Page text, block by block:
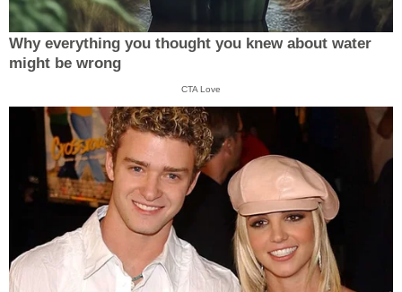
Why everything you thought you knew about water
might be wrong
CTA Love